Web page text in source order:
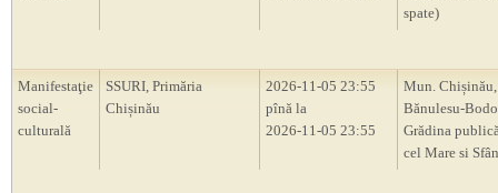
spate)
Manifestaţie
social-
culturală
SSURI, Primăria
Chișinău
2026-11-05 23:55
pînă la
2026-11-05 23:55
Mun. Chișinău,
Bănulesu-
Grădina
cel Mare si